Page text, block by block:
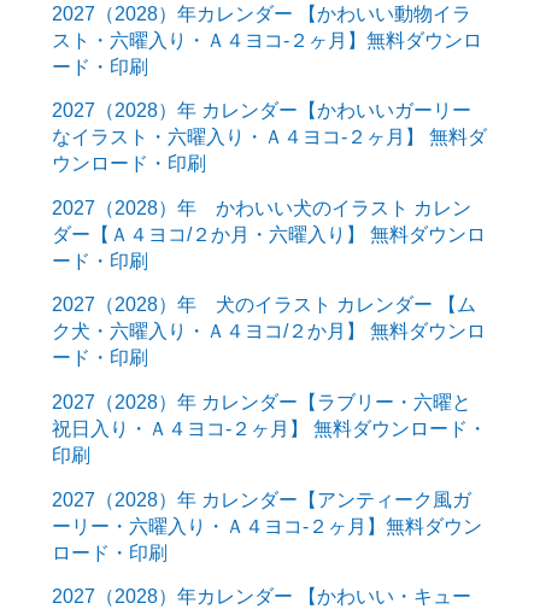
2027（2028）年カレンダー 【かわいい動物イラ
スト・六曜入り・Ａ４ヨコ-２ヶ月】無料ダウンロ
ード・印刷
2027（2028）年 カレンダー【かわいいガーリー
なイラスト・六曜入り・Ａ４ヨコ-２ヶ月】 無料ダ
ウンロード・印刷
2027（2028）年 かわいい犬のイラスト カレン
ダー【Ａ４ヨコ/２か月・六曜入り】 無料ダウンロ
ード・印刷
2027（2028）年 犬のイラスト カレンダー 【ム
ク犬・六曜入り・Ａ４ヨコ/２か月】 無料ダウンロ
ード・印刷
2027（2028）年 カレンダー【ラブリー・六曜と
祝日入り・Ａ４ヨコ-２ヶ月】 無料ダウンロード・
印刷
2027（2028）年 カレンダー【アンティーク風ガ
ーリー・六曜入り・Ａ４ヨコ-２ヶ月】無料ダウン
ロード・印刷
2027（2028）年カレンダー 【かわいい・キュー